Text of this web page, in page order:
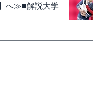
へ≫■解説大学